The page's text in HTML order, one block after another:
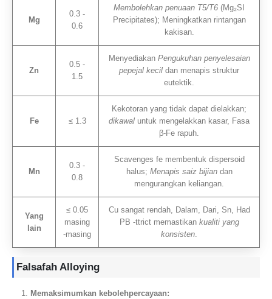
Mg
0.3 -
0.6
Membolehkan penuaan T5/T6 (Mg₂SI
Precipitates); Meningkatkan rintangan
kakisan.
Zn
0.5 -
1.5
Menyediakan Pengukuhan penyelesaian
pepejal kecil dan menapis struktur
eutektik.
Fe ≤ 1.3
Kekotoran yang tidak dapat dielakkan;
dikawal untuk mengelakkan kasar, Fasa
β-Fe rapuh.
Mn
0.3 -
0.8
Scavenges fe membentuk dispersoid
halus; Menapis saiz bijiandan
mengurangkan keliangan.
Yang
lain
≤ 0.05
masing
-masing
Cu sangat rendah, Dalam, Dari, Sn, Had
PB -ttrict memastikan kualiti yang
konsisten.
Falsafah Alloying
Memaksimumkan kebolehpercayaan: